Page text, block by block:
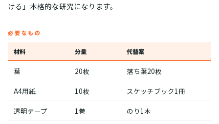
ける」本格的な研究になります。
必要なもの
材料 分量 代替案
葉 20枚 落ち葉20枚
A4用紙 10枚 スケッチブック1冊
透明テープ 1巻 のり1本